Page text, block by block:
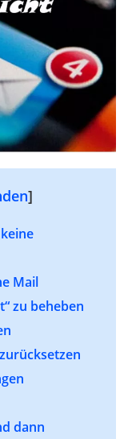
]
Mail
zu beheben
dann